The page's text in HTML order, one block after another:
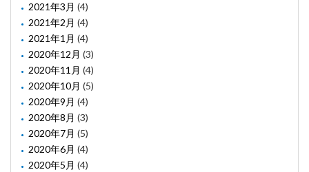
2021年3月 (4)
2021年2月 (4)
2021年1月 (4)
2020年12月 (3)
2020年11月 (4)
2020年10月 (5)
2020年9月 (4)
2020年8月 (3)
2020年7月 (5)
2020年6月 (4)
2020年5月 (4)